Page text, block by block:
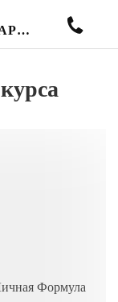
ОБУЧАЮЩИЕ ПРОГРАММЫ МАРИНЫ ВЕЛЕС